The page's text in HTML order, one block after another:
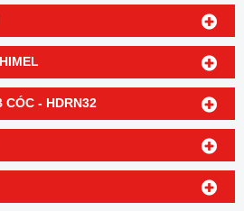
CÓC - HDRN32